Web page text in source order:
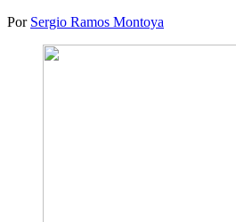
Por Sergio Ramos Montoya